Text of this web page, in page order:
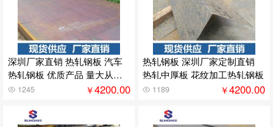
深圳厂家直销 热轧钢板 汽车
热轧钢板 优质产品 量大从优 3
5mm1245 ￥4200.00
热轧钢板 深圳厂家定制直销
热轧中厚板 花纹加工热轧钢板
1189 ￥4200.00